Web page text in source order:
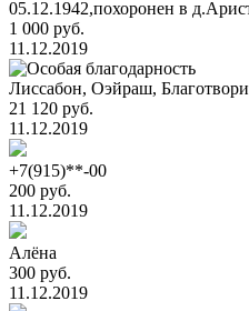
05.12.1942,похоронен в
1 000 руб.
11.12.2019
Лиссабон, Оэйраш,
21 120 руб.
11.12.2019
+7(915)**-00
200 руб.
11.12.2019
Алёна
300 руб.
11.12.2019